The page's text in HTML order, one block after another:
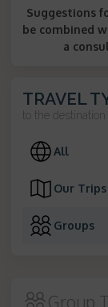
Suggestions
be combined
a
TRAVEL
to the destination
All
Our Trips
Groups
Group